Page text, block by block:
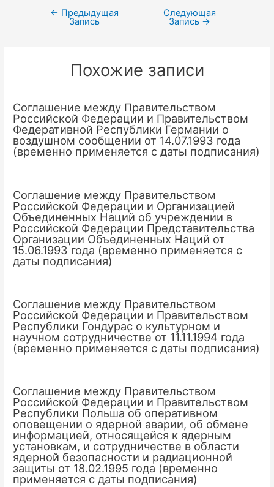
Навигация
записям
← Предыдущая
Запись
Следующая
Запись →
Похожие записи
Соглашение между Правительством
Российской Федерации и Правительством
Федеративной Республики Германии о
воздушном сообщении от 14.07.1993 года
(временно применяется с даты подписания)
Соглашение между Правительством
Российской Федерации и Организацией
Объединенных Наций об учреждении в
Российской Федерации Представительства
Организации Объединенных Наций от
15.06.1993 года (временно применяется с
даты подписания)
Соглашение между Правительством
Российской Федерации и Правительством
Республики Гондурас о культурном и
научном сотрудничестве от 11.11.1994 года
(временно применяется с даты подписания)
Соглашение между Правительством
Российской Федерации и Правительством
Республики Польша об оперативном
оповещении о ядерной аварии, об обмене
информацией, относящейся к ядерным
установкам, и сотрудничестве в области
ядерной безопасности и радиационной
защиты от 18.02.1995 года (временно
применяется с даты подписания)